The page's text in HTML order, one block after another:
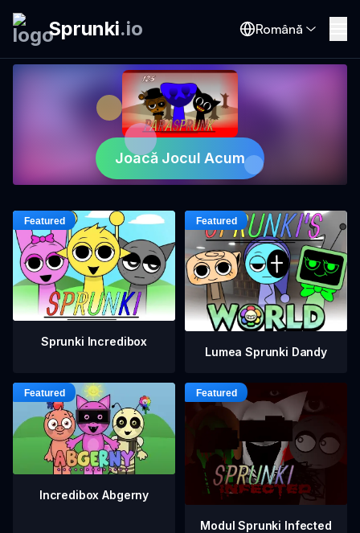
Sprunki.io Română
Joacă Jocul Acum
Sprunki Incredibox
Lumea Sprunki Dandy
Incredibox Abgerny
Modul Sprunki Infected